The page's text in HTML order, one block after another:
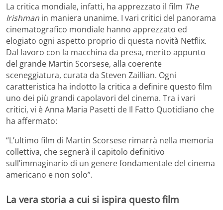
La critica mondiale, infatti, ha apprezzato il film The
Irishman in maniera unanime. I vari critici del panorama
cinematografico mondiale hanno apprezzato ed
elogiato ogni aspetto proprio di questa novità Netflix.
Dal lavoro con la macchina da presa, merito appunto
del grande Martin Scorsese, alla coerente
sceneggiatura, curata da Steven Zaillian. Ogni
caratteristica ha indotto la critica a definire questo film
uno dei più grandi capolavori del cinema. Tra i vari
critici, vi è Anna Maria Pasetti de Il Fatto Quotidiano che
ha affermato:
“L’ultimo film di Martin Scorsese rimarrà nella memoria
collettiva, che segnerà il capitolo definitivo
sull’immaginario di un genere fondamentale del cinema
americano e non solo”.
La vera storia a cui si ispira questo film